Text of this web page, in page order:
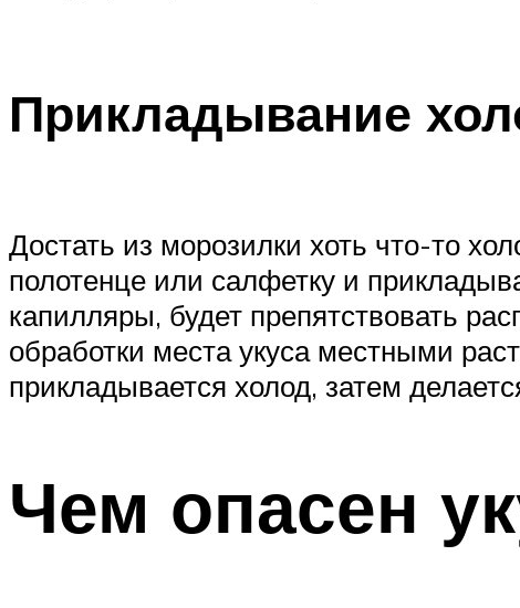
Прикладывание
Достать из морозилки хоть что-то
полотенце или салфетку и
капилляры, будет препятствовать
обработки места укуса местными
прикладывается холод, затем
Чем опасен